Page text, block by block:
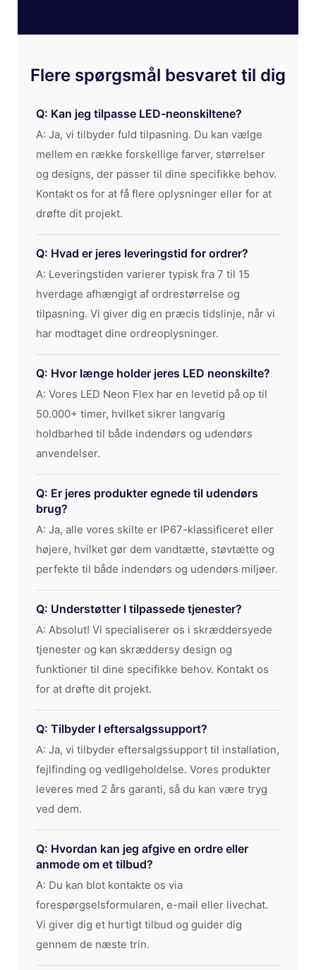
Flere spørgsmål besvaret til dig
Q: Kan jeg tilpasse LED-neonskiltene?
A: Ja, vi tilbyder fuld tilpasning. Du kan vælge
mellem en række forskellige farver, størrelser
og designs, der passer til dine specifikke behov.
Kontakt os for at få flere oplysninger eller for at
drøfte dit projekt.
Q: Hvad er jeres leveringstid for ordrer?
A: Leveringstiden varierer typisk fra 7 til 15
hverdage afhængigt af ordrestørrelse og
tilpasning. Vi giver dig en præcis tidslinje, når vi
har modtaget dine ordreoplysninger.
Q: Hvor længe holder jeres LED neonskilte?
A: Vores LED Neon Flex har en levetid på op til
50.000+ timer, hvilket sikrer langvarig
holdbarhed til både indendørs og udendørs
anvendelser.
Q: Er jeres produkter egnede til udendørs
brug?
A: Ja, alle vores skilte er IP67-klassificeret eller
højere, hvilket gør dem vandtætte, støvtætte og
perfekte til både indendørs og udendørs miljøer.
Q: Understøtter I tilpassede tjenester?
A: Absolut! Vi specialiserer os i skræddersyede
tjenester og kan skræddersy design og
funktioner til dine specifikke behov. Kontakt os
for at drøfte dit projekt.
Q: Tilbyder I eftersalgssupport?
A: Ja, vi tilbyder eftersalgssupport til installation,
fejlfinding og vedligeholdelse. Vores produkter
leveres med 2 års garanti, så du kan være tryg
ved dem.
Q: Hvordan kan jeg afgive en ordre eller
anmode om et tilbud?
A: Du kan blot kontakte os via
forespørgselsformularen, e-mail eller livechat.
Vi giver dig et hurtigt tilbud og guider dig
gennem de næste trin.